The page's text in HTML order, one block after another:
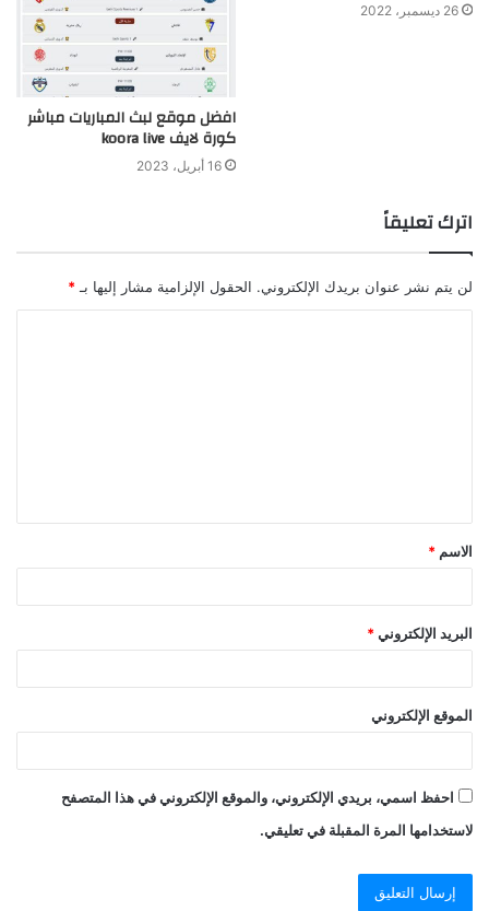
26 ديسمبر، 2022
افضل موقع لبث المباريات مباشر
كورة لايف koora live
16 أبريل، 2023
اترك تعليقاً
لن يتم نشر عنوان بريدك الإلكتروني. الحقول الإلزامية مشار إليها بـ *
الاسم *
البريد الإلكتروني *
الموقع الإلكتروني
احفظ اسمي، بريدي الإلكتروني، والموقع الإلكتروني في هذا المتصفح
لاستخدامها المرة المقبلة في تعليقي.